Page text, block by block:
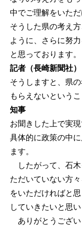
中でご理解をいた
そうした県の考え
ように、さらに努
と思っております。
記者（長崎新聞社）
そうしますと、県
もらえないという
知事
お聞きした上で実
具体的に政策の中
ます。
したがって、石木
ただいていない方
をいただければと
していきたいと思い
ありがとうござい